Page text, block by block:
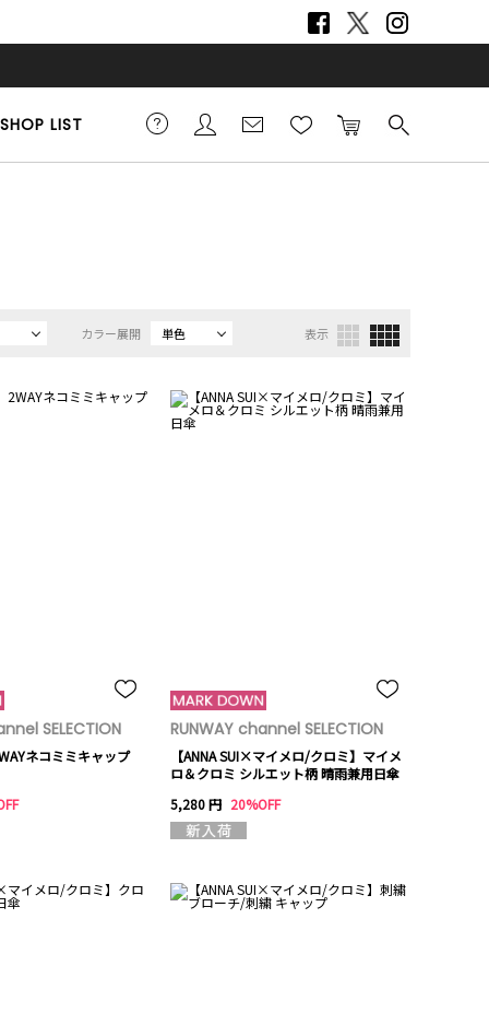
SHOP LIST
カラー展開 単色 表示
SELECTION
ネコミミキャップ
RUNWAY channel SELECTION
【ANNA SUI×マイメロ/クロミ】マイメ
ロ＆クロミ シルエット柄 晴雨兼用日傘
5,280 円 20%OFF